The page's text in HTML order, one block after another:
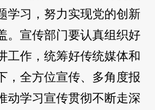
学习，努力实现党的创新
。宣传部门要认真组织好
工作，统筹好传统媒体和
，全方位宣传、多角度报
动学习宣传贯彻不断走深